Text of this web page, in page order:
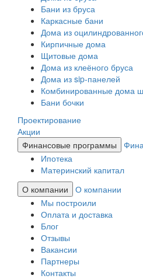
Бани из бруса
Каркасные бани
Дома из
Кирпичные дома
Щитовые дома
Дома из клеёного бруса
Дома из sip-панелей
Комбинированные дома
Бани бочки
Проектирование
Акции
Финансовые программы
Ипотека
Материнский капитал
О компании
О компании
Мы построили
Оплата и доставка
Блог
Отзывы
Вакансии
Партнеры
Контакты